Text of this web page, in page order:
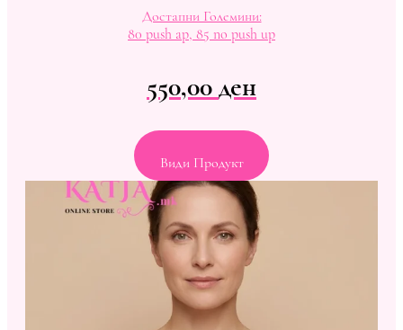
Достапни Големини:
80 push ap, 85 no push up
550,00ден
Види Продукт